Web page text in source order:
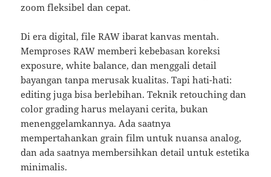
zoom fleksibel dan cepat.
Di era digital, file RAW ibarat kanvas mentah.
Memproses RAW memberi kebebasan koreksi
exposure, white balance, dan menggali detail
bayangan tanpa merusak kualitas. Tapi hati-hati:
editing juga bisa berlebihan. Teknik retouching dan
color grading harus melayani cerita, bukan
menenggelamkannya. Ada saatnya
mempertahankan grain film untuk nuansa analog,
dan ada saatnya membersihkan detail untuk estetika
minimalis.